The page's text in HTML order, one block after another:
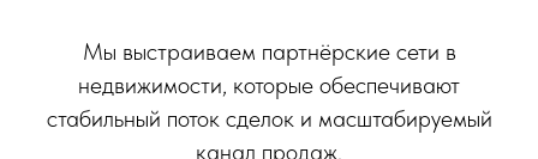
Мы выстраиваем партнёрские сети в
недвижимости, которые обеспечивают
стабильный поток сделок и масштабируемый
канал продаж.